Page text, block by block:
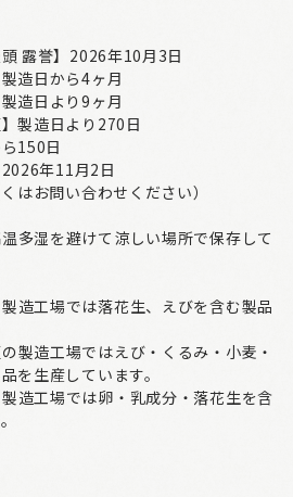
露誉】2026年10月3日
造日から4ヶ月
造日より9ヶ月
製造日より270日
150日
2026年11月2日
はお問い合わせください）
多湿を避けて涼しい場所で保存して
造工場では落花生、えびを含む製品
製造工場ではえび・くるみ・小麦・
を生産しています。
造工場では卵・乳成分・落花生を含